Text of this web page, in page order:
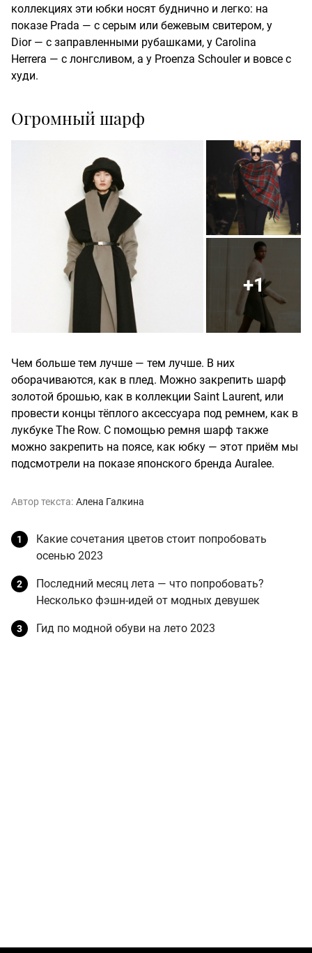
коллекциях эти юбки носят буднично и легко: на
показе Prada — с серым или бежевым свитером, у
Dior — с заправленными рубашками, у Carolina
Herrera — c лонгсливом, а у Proenza Schouler и вовсе с
худи.
Огромный шарф
+1
Чем больше тем лучше — тем лучше. В них
оборачиваются, как в плед. Можно закрепить шарф
золотой брошью, как в коллекции Saint Laurent, или
провести концы тёплого аксессуара под ремнем, как в
лукбуке The Row. С помощью ремня шарф также
можно закрепить на поясе, как юбку — этот приём мы
подсмотрели на показе японского бренда Auralee.
Автор текста: Алена Галкина
Какие сочетания цветов стоит попробовать
осенью 2023
Последний месяц лета — что попробовать?
Несколько фэшн-идей от модных девушек
Гид по модной обуви на лето 2023